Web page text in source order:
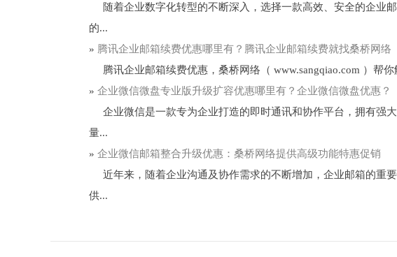
随着企业数字化转型的不断深入，选择一款高效、安全的企业
的...
» 腾讯企业邮箱续费优惠哪里有？腾讯企业邮箱续费就找桑桥网络
腾讯企业邮箱续费优惠，桑桥网络（ www.sangqiao.com ）帮
» 企业微信微盘专业版升级扩容优惠哪里有？企业微信微盘优惠？
企业微信是一款专为企业打造的即时通讯和协作平台，拥有强
量...
» 企业微信邮箱整合升级优惠：桑桥网络提供高级功能特惠促销
近年来，随着企业沟通及协作需求的不断增加，企业邮箱的重
供...